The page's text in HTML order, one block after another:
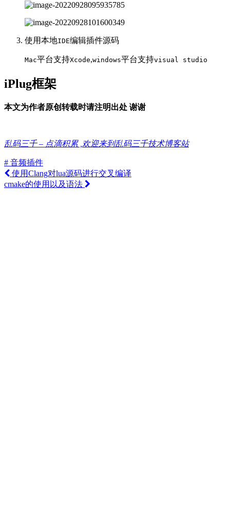
使用本地IDE编辑插件源码
Mac平台支持Xcode,windows平台支持visual studio
iPlug框架
本文为作者原创转载时请注明出处 谢谢
乱码三千 – 点滴积累 ,欢迎来到乱码三千技术博客站
# 音频插件
使用Clang对lua源码进行交叉编译
cmake的使用以及语法